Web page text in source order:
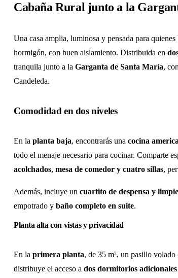
Cabaña Rural junto a la
Una casa amplia, luminosa y pensada para
hormigón, con buen aislamiento. Distribuida en
tranquila junto a la Garganta de Santa María,
Candeleda.
Comodidad en dos niveles
En la planta baja, encontrarás una cocina
todo el menaje necesario para cocinar. Comparte
acolchados, mesa de comedor y cuatro sillas,
Además, incluye un cuartito de despensa y
empotrado y baño completo en suite.
Planta alta con vistas y privacidad
En la primera planta, de 35 m², un pasillo
distribuye el acceso a dos dormitorios adicionales